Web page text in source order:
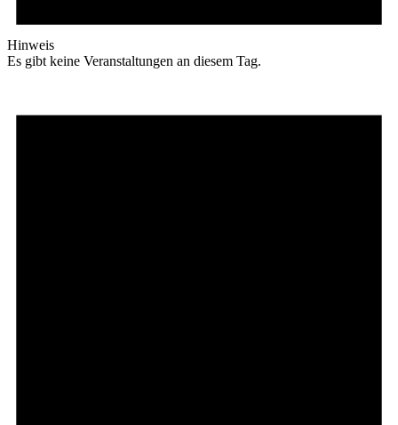
Hinweis
Es gibt keine Veranstaltungen an diesem Tag.